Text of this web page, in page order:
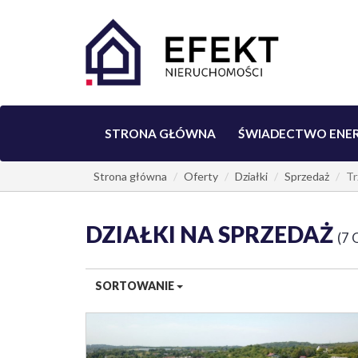
STRONA GŁÓWNA ŚWIADECTWO
Strona główna Oferty Działki Sprzedaż
DZIAŁKI NA SPRZEDAŻ 7
SORTOWANIE